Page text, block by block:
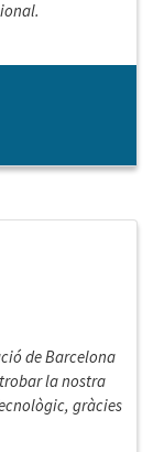
de Barcelona
la nostra
gràcies